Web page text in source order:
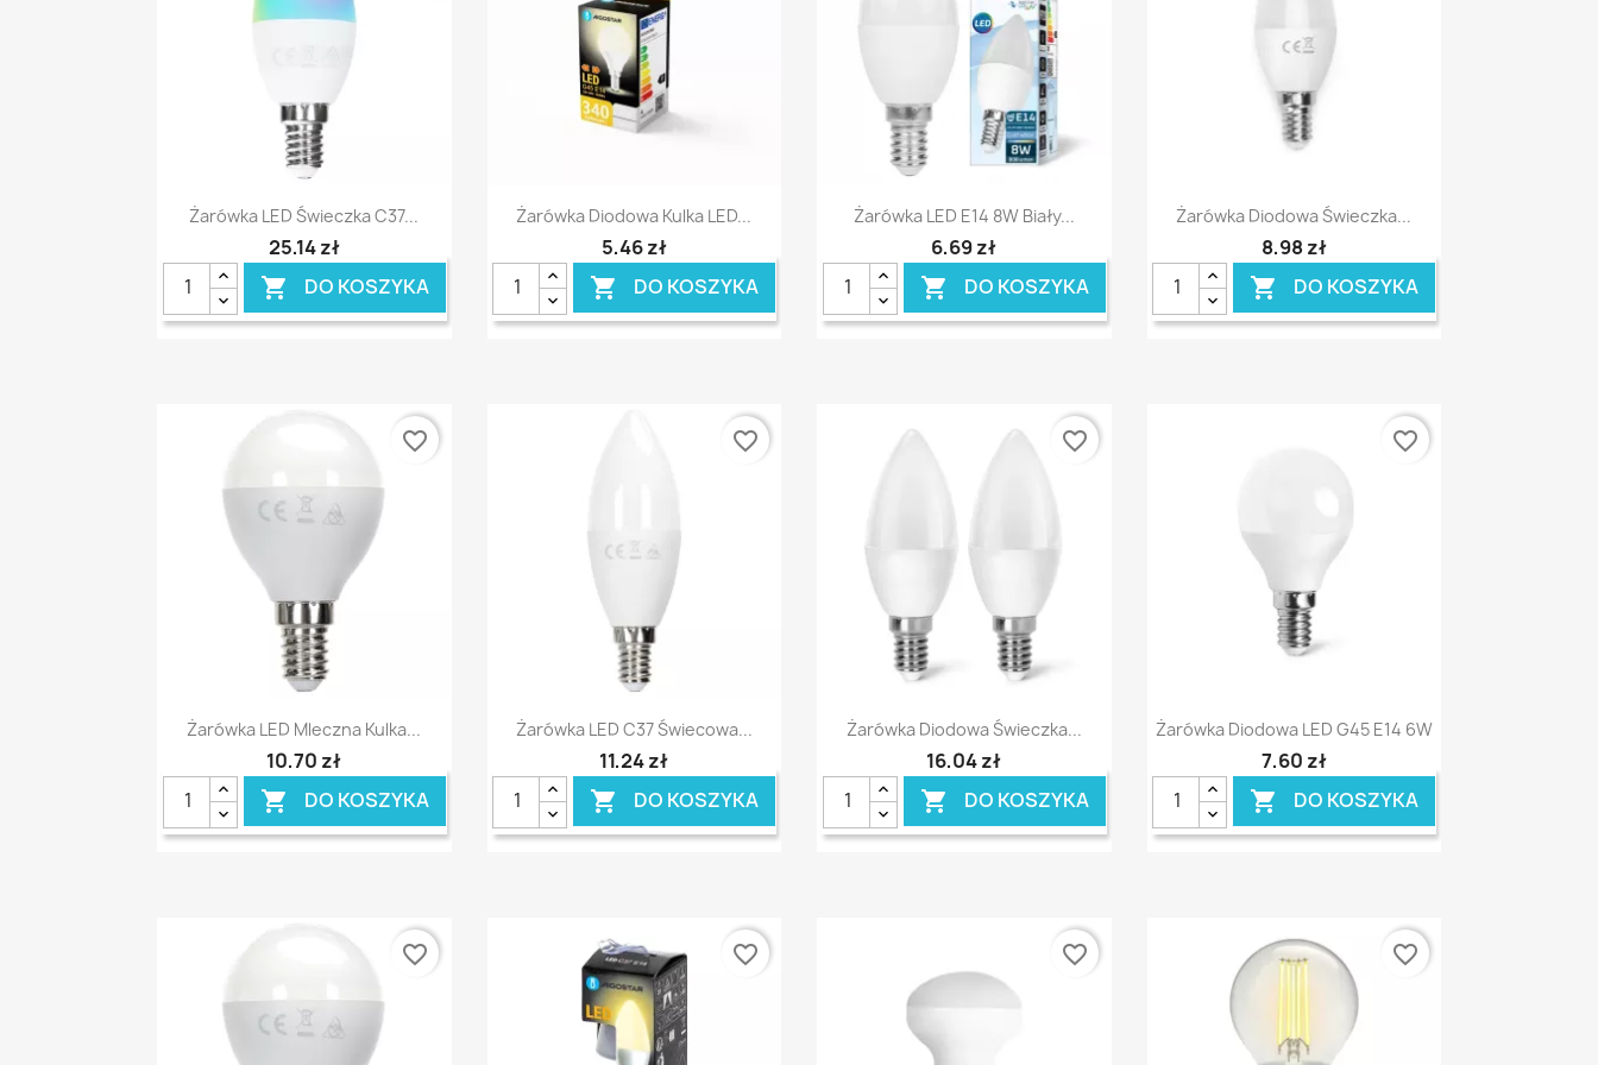
Szybki podgląd
Żarówka LED Świeczka C37...
25,14 zł
 DO KOSZYKA
Szybki podgląd
Żarówka Diodowa Kulka LED...
5,46 zł
 DO KOSZYKA
Szybki podgląd
Żarówka LED E14 8W Biały...
6,69 zł
 DO KOSZYKA
Szybki podgląd
Żarówka Diodowa Świeczka...
8,98 zł
 DO KOSZYKA
Szybki podgląd
Żarówka LED Mleczna Kulka...
10,70 zł
 DO KOSZYKA
favorite_border
Szybki podgląd
Żarówka LED C37 Świecowa...
11,24 zł
 DO KOSZYKA
favorite_border
Szybki podgląd
Żarówka Diodowa Świeczka...
16,04 zł
 DO KOSZYKA
favorite_border
Szybki podgląd
Żarówka Diodowa LED G45 E14 6W
7,60 zł
 DO KOSZYKA
favorite_border
favorite_border favorite_border favorite_border favorite_border